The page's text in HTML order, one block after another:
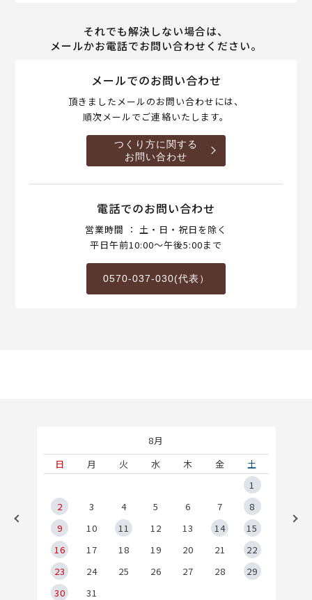
それでも解決しない場合は、
メールかお電話でお問い合わせください。
メールでのお問い合わせ
頂きましたメールのお問い合わせには、
順次メールでご連絡いたします。
つくり方に関する
お問い合わせ
電話でのお問い合わせ
営業時間 ： 土・日・祝日を除く
平日午前10:00～午後5:00まで
0570-037-030(代表）
8月
日
月 火 水 木 金
土
1
2
3 4 5 6 7
8
9
10 11 12 13 14
15
16
17 18 19 20 21
22
23
24 25 26 27 28
29
30
31